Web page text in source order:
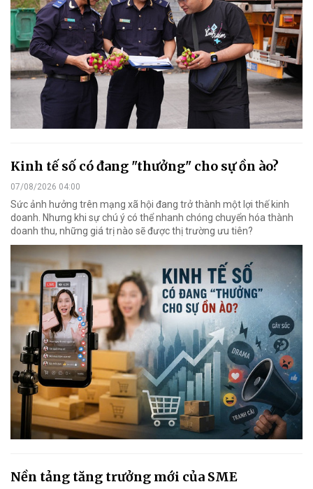
Kinh tế số có đang "thưởng" cho sự ồn ào?
07/08/2026 04:00
Sức ảnh hưởng trên mạng xã hội đang trở thành một lợi thế kinh
doanh. Nhưng khi sự chú ý có thể nhanh chóng chuyển hóa thành
doanh thu, những giá trị nào sẽ được thị trường ưu tiên?
Nền tảng tăng trưởng mới của SME